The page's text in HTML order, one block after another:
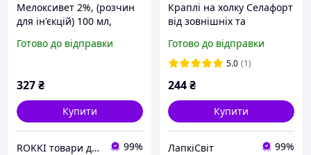
Мелоксивет 2%, (розчин
для ін'єкцій) 100 мл,
аналгетичний засіб для
Готово до відправки
327₴
Купити
ROKKI товари для тварин 99%
Краплі на холку Селафорт
від зовнішніх та
котів вагою 2.6-7.5 кг 1
піпетка.
Готово до відправки
5.0 (1)
244₴
Купити
ЛапкіСвіт 99%